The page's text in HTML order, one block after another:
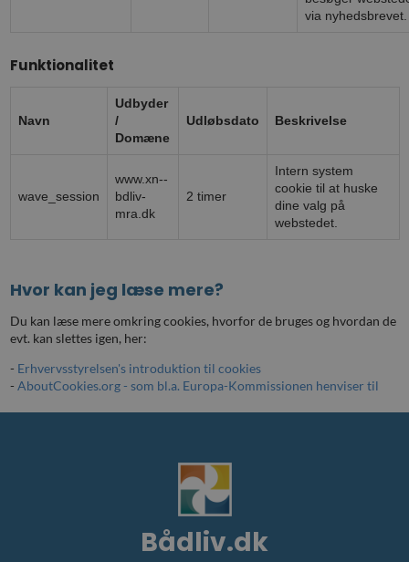
via nyhedsbrevet.
Funktionalitet
Navn
Udbyder
/
Domæne
Udløbsdato Beskrivelse
wave_session
www.xn--
bdliv-
mra.dk
2 timer
Intern system
cookie til at huske
dine valg på
webstedet.
Hvor kan jeg læse mere?
Du kan læse mere omkring cookies, hvorfor de bruges og hvordan de
evt. kan slettes igen, her:
- Erhvervsstyrelsen's introduktion til cookies
- AboutCookies.org - som bl.a. Europa-Kommissionen henviser til
Bådliv.dk